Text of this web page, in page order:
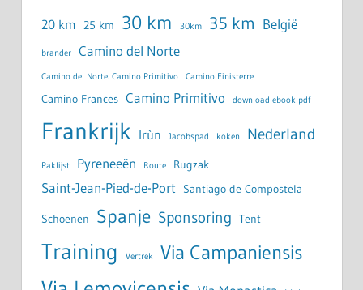
20 km 25 km 30 km 30km 35 km België
brander Camino del Norte
Camino del Norte. Camino Primitivo Camino Finisterre
Camino Frances Camino Primitivo download ebook pdf
Frankrijk Irùn Jacobspad koken Nederland
Paklijst Pyreneeën Route Rugzak
Saint-Jean-Pied-de-Port Santiago de Compostela
Schoenen Spanje Sponsoring Tent
Training Vertrek Via Campaniensis